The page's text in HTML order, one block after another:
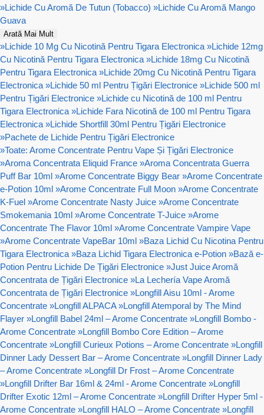
»Lichide Cu Aromă De Tutun (Tobacco) »Lichide Cu Aromă Mango
Guava
Arată Mai Mult
»Lichide 10 Mg Cu Nicotină Pentru Tigara Electronica »Lichide 12mg
Cu Nicotină Pentru Tigara Electronica »Lichide 18mg Cu Nicotină
Pentru Tigara Electronica »Lichide 20mg Cu Nicotină Pentru Tigara
Electronica »Lichide 50 ml Pentru Țigări Electronice »Lichide 500 ml
Pentru Țigări Electronice »Lichide cu Nicotină de 100 ml Pentru
Tigara Electronica »Lichide Fara Nicotină de 100 ml Pentru Tigara
Electronica »Lichide Shortfill 30ml Pentru Țigări Electronice
»Pachete de Lichide Pentru Țigări Electronice
»Toate: Arome Concentrate Pentru Vape Și Țigări Electronice
»Aroma Concentrata Eliquid France »Aroma Concentrata Guerra
Puff Bar 10ml »Arome Concentrate Biggy Bear »Arome Concentrate
e-Potion 10ml »Arome Concentrate Full Moon »Arome Concentrate
K-Fuel »Arome Concentrate Nasty Juice »Arome Concentrate
Smokemania 10ml »Arome Concentrate T-Juice »Arome
Concentrate The Flavor 10ml »Arome Concentrate Vampire Vape
»Arome Concentrate VapeBar 10ml »Baza Lichid Cu Nicotina Pentru
Tigara Electronica »Baza Lichid Tigara Electronica e-Potion »Bază e-
Potion Pentru Lichide De Țigări Electronice »Just Juice Aromă
Concentrata de Țigări Electronice »La Lechería Vape Aromă
Concentrata de Țigări Electronice »Longfill Aisu 10ml - Arome
Concentrate »Longfill ALPACA »Longfill Atemporal by The Mind
Flayer »Longfill Babel 24ml – Arome Concentrate »Longfill Bombo -
Arome Concentrate »Longfill Bombo Core Edition – Arome
Concentrate »Longfill Curieux Potions – Arome Concentrate »Longfill
Dinner Lady Dessert Bar – Arome Concentrate »Longfill Dinner Lady
– Arome Concentrate »Longfill Dr Frost – Arome Concentrate
»Longfill Drifter Bar 16ml & 24ml - Arome Concentrate »Longfill
Drifter Exotic 12ml – Arome Concentrate »Longfill Drifter Hyper 5ml -
Arome Concentrate »Longfill HALO – Arome Concentrate »Longfill